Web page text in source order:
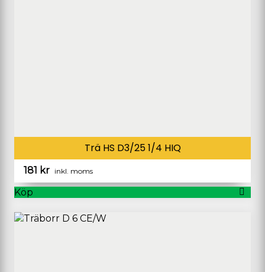
Trä HS D3/25 1/4 HIQ
181 kr inkl. moms
Köp